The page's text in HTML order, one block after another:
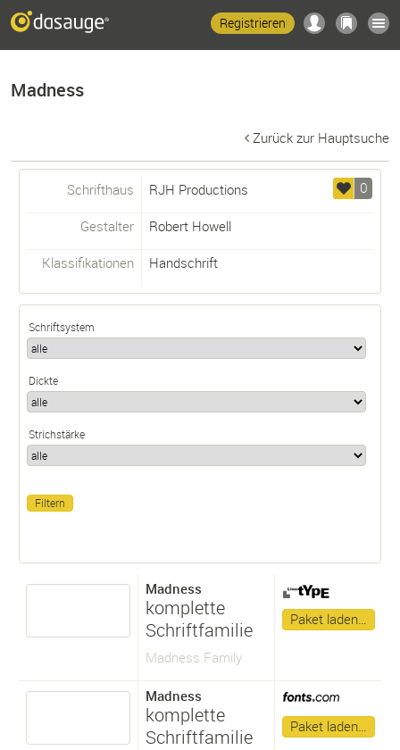
Registrieren
Madness
Zurück zur Hauptsuche
0
Schrifthaus RJH Productions
Gestalter Robert Howell
Klassifikationen Handschrift
Schriftsystem
Dickte
Strichstärke
Madness
komplette
Schriftfamilie
Madness Family
Paket laden…
Madness
komplette
Schriftfamilie
Paket laden…